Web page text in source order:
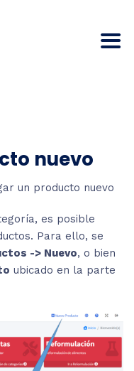
nuevo
un producto nuevo
es posible
Para ello, se
-> Nuevo, o bien
ubicado en la parte